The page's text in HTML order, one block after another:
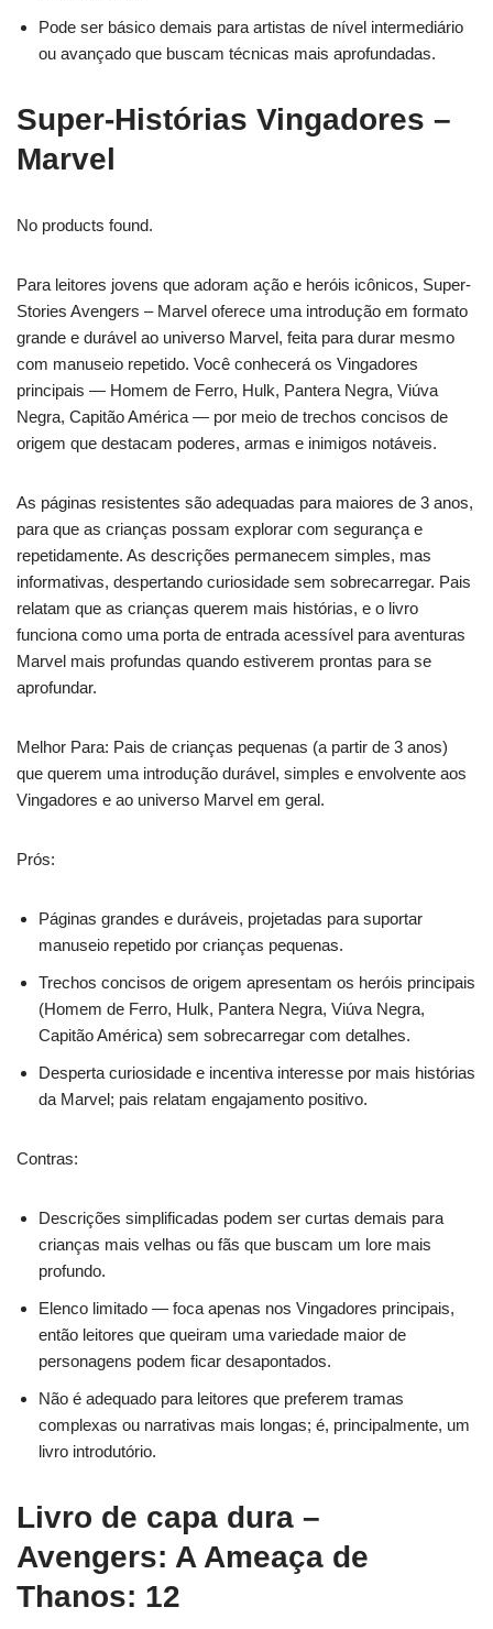
Pode ser básico demais para artistas de nível intermediário
ou avançado que buscam técnicas mais aprofundadas.
Super-Histórias Vingadores –
Marvel
No products found.
Para leitores jovens que adoram ação e heróis icônicos, Super-
Stories Avengers – Marvel oferece uma introdução em formato
grande e durável ao universo Marvel, feita para durar mesmo
com manuseio repetido. Você conhecerá os Vingadores
principais — Homem de Ferro, Hulk, Pantera Negra, Viúva
Negra, Capitão América — por meio de trechos concisos de
origem que destacam poderes, armas e inimigos notáveis.
As páginas resistentes são adequadas para maiores de 3 anos,
para que as crianças possam explorar com segurança e
repetidamente. As descrições permanecem simples, mas
informativas, despertando curiosidade sem sobrecarregar. Pais
relatam que as crianças querem mais histórias, e o livro
funciona como uma porta de entrada acessível para aventuras
Marvel mais profundas quando estiverem prontas para se
aprofundar.
Melhor Para: Pais de crianças pequenas (a partir de 3 anos)
que querem uma introdução durável, simples e envolvente aos
Vingadores e ao universo Marvel em geral.
Prós:
Páginas grandes e duráveis, projetadas para suportar
manuseio repetido por crianças pequenas.
Trechos concisos de origem apresentam os heróis principais
(Homem de Ferro, Hulk, Pantera Negra, Viúva Negra,
Capitão América) sem sobrecarregar com detalhes.
Desperta curiosidade e incentiva interesse por mais histórias
da Marvel; pais relatam engajamento positivo.
Contras:
Descrições simplificadas podem ser curtas demais para
crianças mais velhas ou fãs que buscam um lore mais
profundo.
Elenco limitado — foca apenas nos Vingadores principais,
então leitores que queiram uma variedade maior de
personagens podem ficar desapontados.
Não é adequado para leitores que preferem tramas
complexas ou narrativas mais longas; é, principalmente, um
livro introdutório.
Livro de capa dura –
Avengers: A Ameaça de
Thanos: 12